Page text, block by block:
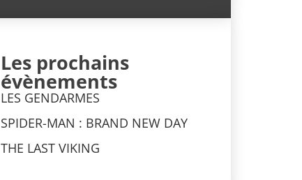
Les prochains
évènements
LES GENDARMES
SPIDER-MAN : BRAND NEW DAY
THE LAST VIKING